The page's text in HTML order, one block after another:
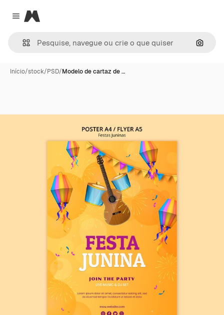
Close menu
Magnific
Início/stock/PSD/Modelo de cartaz de …